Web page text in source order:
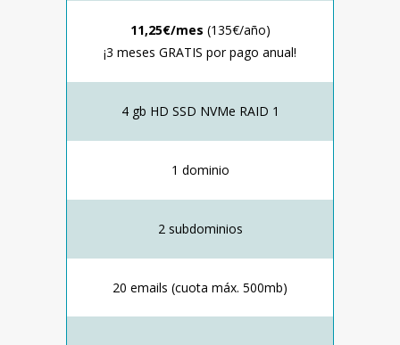
11,25€/mes (135€/año)
¡3 meses GRATIS por pago anual!
4 gb HD SSD NVMe RAID 1
1 dominio
2 subdominios
20 emails (cuota máx. 500mb)